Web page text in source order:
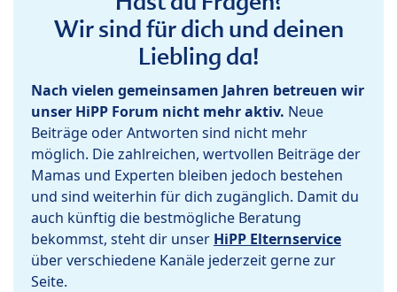
Wir sind für dich und deinen
Liebling da!
Nach vielen gemeinsamen Jahren betreuen wir
unser HiPP Forum nicht mehr aktiv. Neue
Beiträge oder Antworten sind nicht mehr
möglich. Die zahlreichen, wertvollen Beiträge der
Mamas und Experten bleiben jedoch bestehen
und sind weiterhin für dich zugänglich. Damit du
auch künftig die bestmögliche Beratung
bekommst, steht dir unser HiPP Elternservice
über verschiedene Kanäle jederzeit gerne zur
Seite.